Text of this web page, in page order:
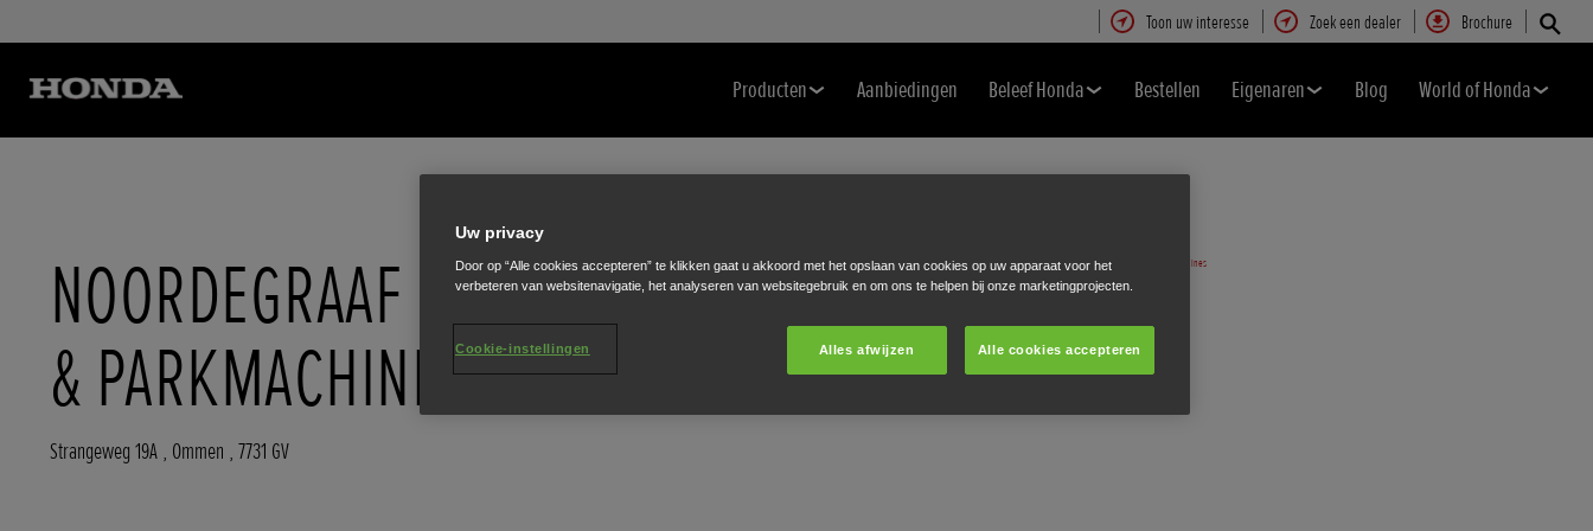
Toon uw interesse Zoek een dealer Brochure
Producten Aanbiedingen Beleef Honda Bestellen Eigenaren Blog World of Honda
NOORDEGRAAF TUIN
& PARKMACHINES
Strangeweg 19A , Ommen , 7731 GV
Uw privacy
Door op “Alle cookies accepteren” te klikken gaat u akkoord met het opslaan van cookies op uw apparaat voor het
verbeteren van websitenavigatie, het analyseren van websitegebruik en om ons te helpen bij onze marketingprojecten.
Alles afwijzen Alle cookies accepteren
Cookie-instellingen